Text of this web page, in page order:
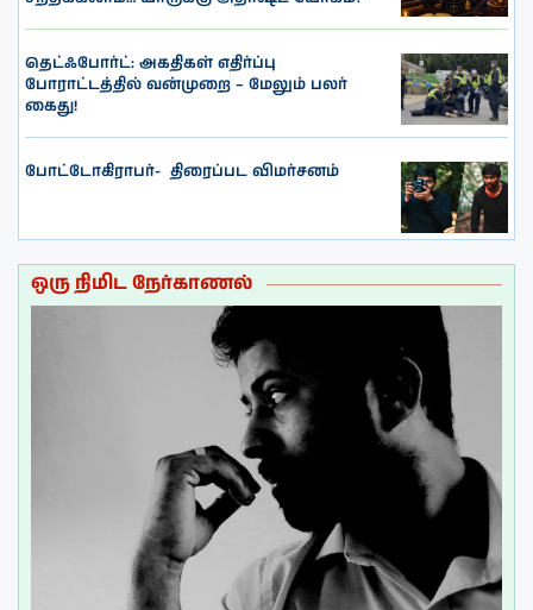
தெட்ஃபோர்ட்: அகதிகள் எதிர்ப்பு
போராட்டத்தில் வன்முறை – மேலும் பலர்
கைது!
போட்டோகிராபர்- ‌ திரைப்பட விமர்சனம்
ஒரு நிமிட நேர்காணல்